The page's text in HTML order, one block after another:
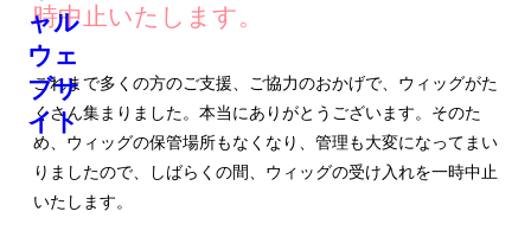
時中止いたします。
これまで多くの方のご支援、ご協力のおかげで、ウィッグがた
くさん集まりました。本当にありがとうございます。そのた
め、ウィッグの保管場所もなくなり、管理も大変になってまい
りましたので、しばらくの間、ウィッグの受け入れを一時中止
いたします。